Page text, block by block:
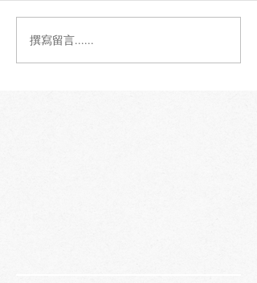
撰寫留言......